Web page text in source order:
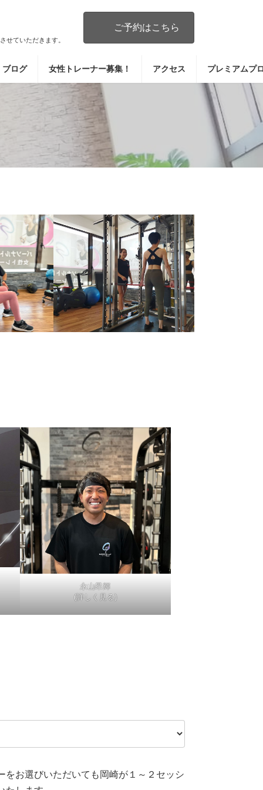
せていただきます。
ご予約はこちら
ブログ 女性トレーナー募集！ アクセス プレミアムプ
永山昂輝
(詳しく見る)
をお選びいただいても岡崎が１～２セッシ